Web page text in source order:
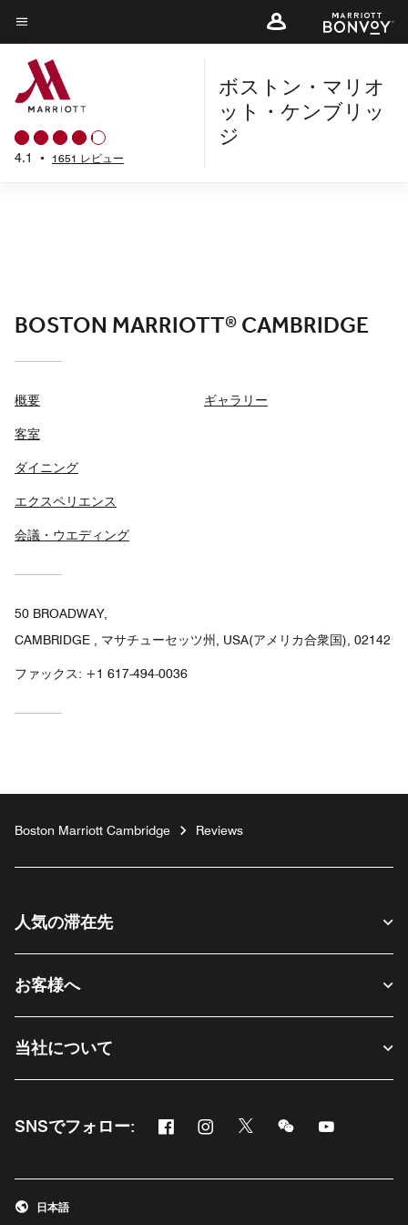
Skip
to
main
content
メニューのテキスト
4.1 • 1651 レビュー
ボストン・マリオ
ット・ケンブリッ
ジ
BOSTON MARRIOTT® CAMBRIDGE
概要
客室
ダイニング
エクスペリエンス
会議・ウエディング
ギャラリー
50 BROADWAY,
CAMBRIDGE , マサチューセッツ州, USA(アメリカ合衆国), 02142
ファックス: +1 617-494-0036
Boston Marriott Cambridge Reviews
人気の滞在先
お客様へ
当社について
SNSでフォロー: Facebook
新しいウィンドウで開く
Instagram
新しいウィンドウで開く
Twitter
新しいウィンドウで開く
Messenger
新しいウィンドウ
新しいウィ
日本語